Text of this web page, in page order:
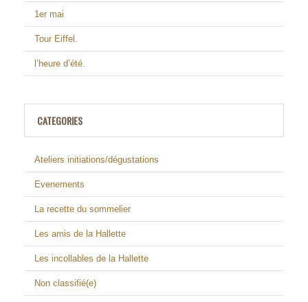
1er mai
Tour Eiffel.
l’heure d’été.
CATEGORIES
Ateliers initiations/dégustations
Evenements
La recette du sommelier
Les amis de la Hallette
Les incollables de la Hallette
Non classifié(e)